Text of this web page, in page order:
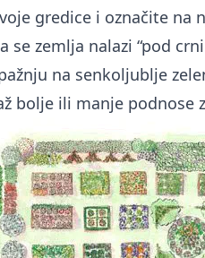
gredice i označite
se zemlja nalazi “pod
na senkoljublje
bolje ili manje podnose